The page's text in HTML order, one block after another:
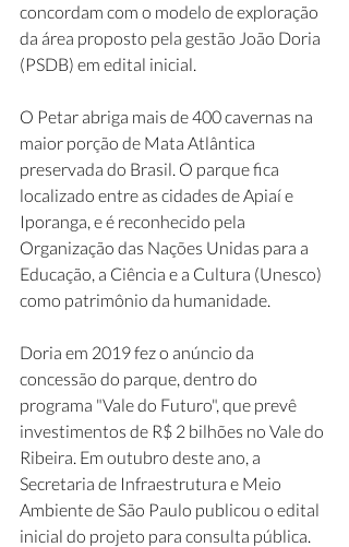
concordam com o modelo de exploração
da área proposto pela gestão João Doria
(PSDB) em edital inicial.
O Petar abriga mais de 400 cavernas na
maior porção de Mata Atlântica
preservada do Brasil. O parque fica
localizado entre as cidades de Apiaí e
Iporanga, e é reconhecido pela
Organização das Nações Unidas para a
Educação, a Ciência e a Cultura (Unesco)
como patrimônio da humanidade.
Doria em 2019 fez o anúncio da
concessão do parque, dentro do
programa "Vale do Futuro", que prevê
investimentos de R$ 2 bilhões no Vale do
Ribeira. Em outubro deste ano, a
Secretaria de Infraestrutura e Meio
Ambiente de São Paulo publicou o edital
inicial do projeto para consulta pública.